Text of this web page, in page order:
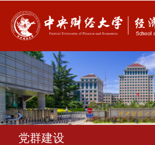
党群建设